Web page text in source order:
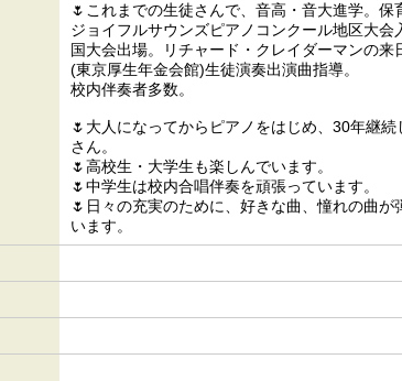
🌷これまでの生徒さんで、音高・音大進学。保
ジョイフルサウンズピアノコンクール地区大
国大会出場。リチャード・クレイダーマンの来
(東京厚生年金会館)生徒演奏出演曲指導。
校内伴奏者多数。
🌷大人になってからピアノをはじめ、30年継
さん。
🌷高校生・大学生も楽しんでいます。
🌷中学生は校内合唱伴奏を頑張っています。
🌷日々の充実のために、好きな曲、憧れの曲
います。